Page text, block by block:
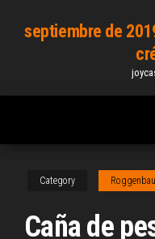
septiembre de
Category
Caña de